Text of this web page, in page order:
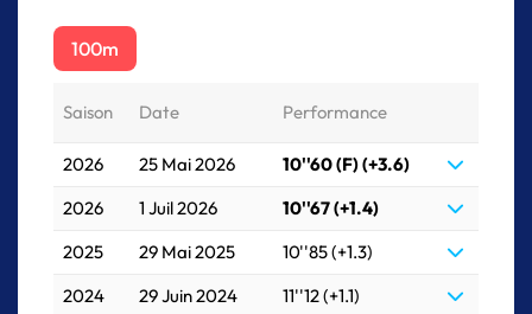
100m
Saison Date Performance
2026 25 Mai 2026
10''60 (F) (+3.6)
2026
1 Juil 2026
10''67 (+1.4)
2025
29 Mai 2025
10''85 (+1.3)
2024
29 Juin 2024
11''12 (+1.1)